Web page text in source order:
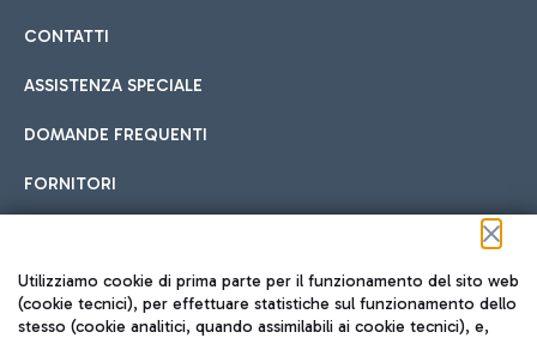
CONTATTI
ASSISTENZA SPECIALE
DOMANDE FREQUENTI
FORNITORI
Seguici sui social
Utilizziamo cookie di prima parte per il funzionamento del sito web
(cookie tecnici), per effettuare statistiche sul funzionamento dello
stesso (cookie analitici, quando assimilabili ai cookie tecnici), e,